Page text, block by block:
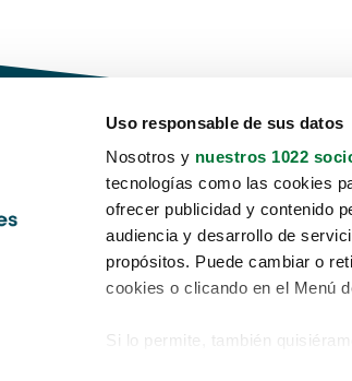
Uso responsable de sus datos
Nosotros y nuestros 1022
tecnologías como las cookies
ofrecer publicidad y contenido
audiencia y desarrollo de
propósitos. Puede cambiar o
cookies o clicando en el Menú
Si lo permite, también
tu futuro,
movilidad